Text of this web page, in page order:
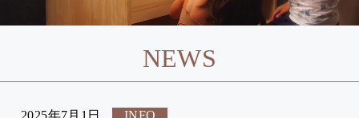
NEWS
2025年7月1日 INFO